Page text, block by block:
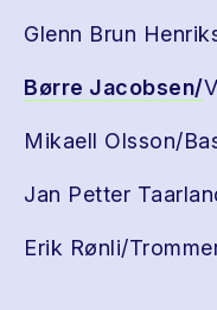
Glenn Brun
Børre Jacobsen/
Mikaell Olsson/
Jan Petter
Erik Rønli/